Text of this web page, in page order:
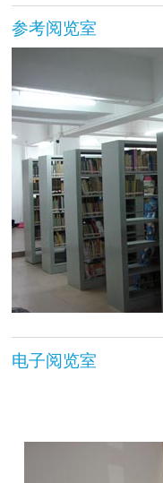
参考阅览室
电子阅览室